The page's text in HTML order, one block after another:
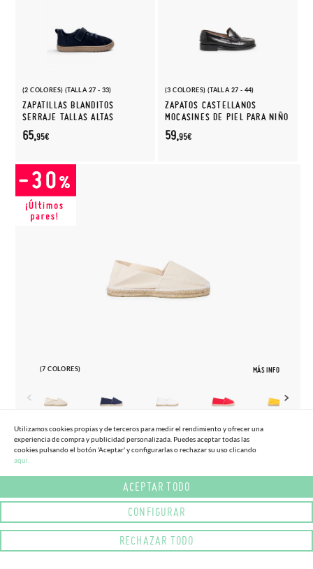
(2 COLORES) (TALLA 27 - 33)
ZAPATILLAS BLANDITOS
SERRAJE TALLAS ALTAS
65,95€
(3 COLORES) (TALLA 27 - 44)
ZAPATOS CASTELLANOS
MOCASINES DE PIEL PARA NIÑO
59,95€
(7 COLORES) MÁS INFO
35 45
16,
Utilizamos cookies propias y de terceros para medir el rendimiento y ofrecer una
experiencia de compra y publicidad personalizada. Puedes aceptar todas las
cookies pulsando el botón 'Aceptar' y configurarlas o rechazar su uso clicando
aqui.
ACEPTAR TODO
CONFIGURAR
RECHAZAR TODO